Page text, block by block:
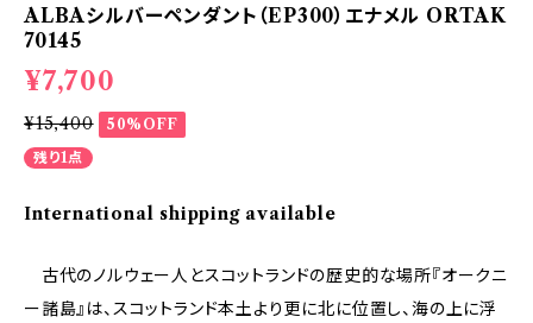
ALBAシルバーペンダント（EP300）エナメル ORTAK
70145
¥7,700
¥15,400
50%OFF
残り1点
International shipping available
古代のノルウェー人とスコットランドの歴史的な場所『オークニ
ー諸島』は、スコットランド本土より更に北に位置し、海の上に浮